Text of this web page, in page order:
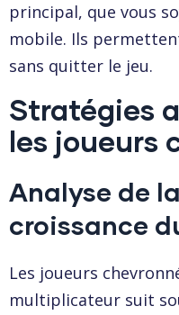
principal, que vous
mobile. Ils
sans quitter le jeu.
Stratégies
les joueurs
Analyse de
croissance
Les joueurs
multiplicateur suit